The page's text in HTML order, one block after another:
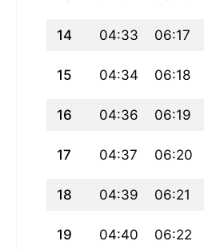
14 04:33 06:17
15 04:34 06:18
16 04:36 06:19
17 04:37 06:20
18 04:39 06:21
19 04:40 06:22